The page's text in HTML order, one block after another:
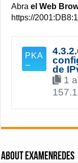
Abrael Web
https://
de
1
About ExamenRedes